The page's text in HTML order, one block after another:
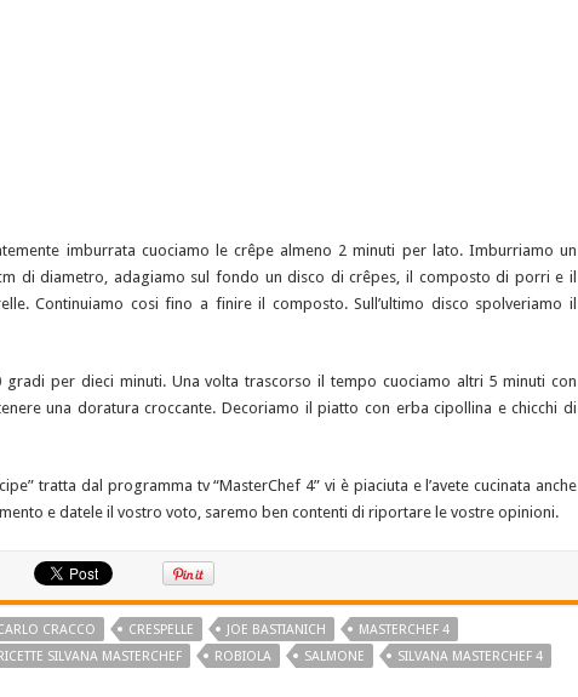
imburrata cuociamo le crêpe almeno 2 minuti per lato. Imburriamo un
di diametro, adagiamo sul fondo un disco di crêpes, il composto di porri e il
Continuiamo cosi fino a finire il composto. Sull’ultimo disco spolveriamo il
per dieci minuti. Una volta trascorso il tempo cuociamo altri 5 minuti con
una doratura croccante. Decoriamo il piatto con erba cipollina e chicchi di
tratta dal programma tv “MasterChef 4” vi è piaciuta e l’avete cucinata anche
e datele il vostro voto, saremo ben contenti di riportare le vostre opinioni.
CRACCO CRESPELLE JOE BASTIANICH
MASTERCHEF 4
SILVANA MASTERCHEF ROBIOLA SALMONE SILVANA MASTERCHEF 4